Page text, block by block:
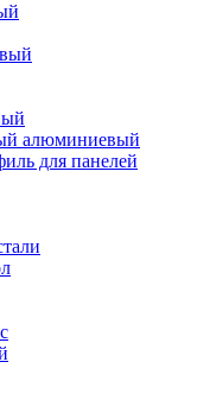
алюминиевый
для панелей